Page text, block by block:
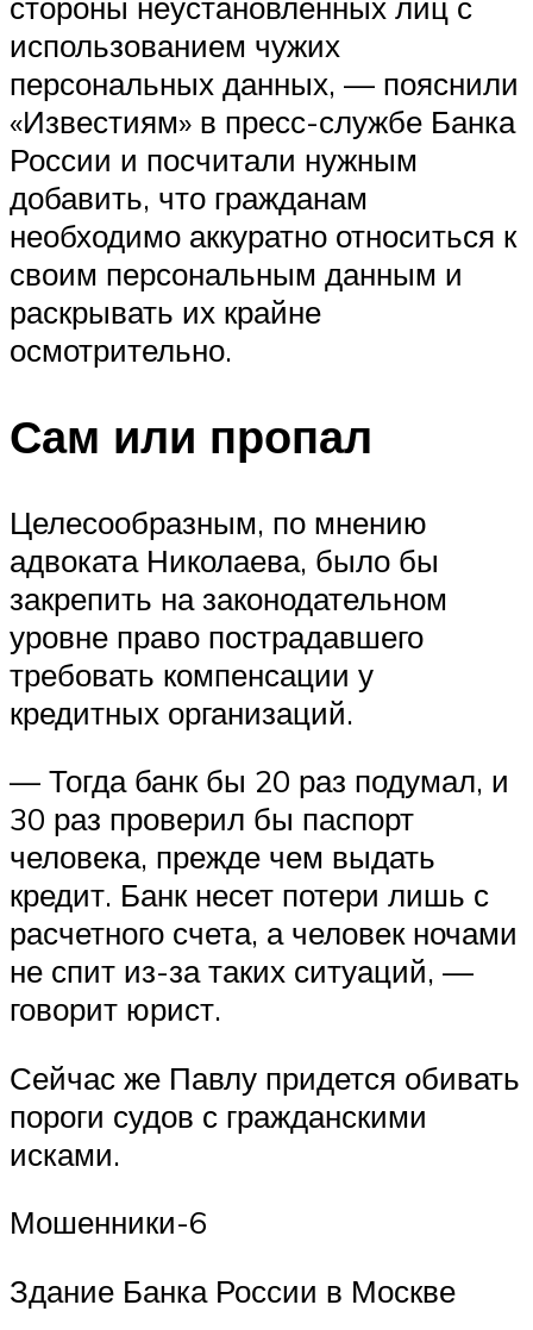
использованием чужих
персональных данных, — пояснили
«Известиям» в пресс-службе Банка
России и посчитали нужным
добавить, что гражданам
необходимо аккуратно относиться к
своим персональным данным и
раскрывать их крайне
осмотрительно.
Сам или пропал
Целесообразным, по мнению
адвоката Николаева, было бы
закрепить на законодательном
уровне право пострадавшего
требовать компенсации у
кредитных организаций.
— Тогда банк бы 20 раз подумал, и
30 раз проверил бы паспорт
человека, прежде чем выдать
кредит. Банк несет потери лишь с
расчетного счета, а человек ночами
не спит из-за таких ситуаций, —
говорит юрист.
Сейчас же Павлу придется обивать
пороги судов с гражданскими
исками.
Мошенники-6
Здание Банка России в Москве